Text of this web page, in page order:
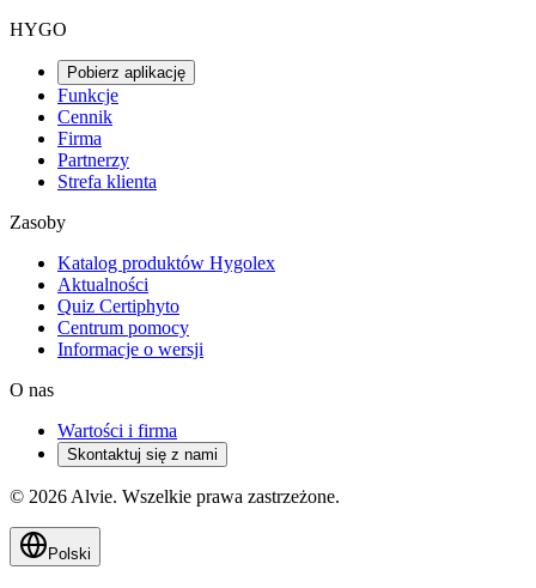
HYGO
Pobierz aplikację
Funkcje
Cennik
Firma
Partnerzy
Strefa klienta
Zasoby
Katalog produktów Hygolex
Aktualności
Quiz Certiphyto
Centrum pomocy
Informacje o wersji
O nas
Wartości i firma
Skontaktuj się z nami
© 2026 Alvie. Wszelkie prawa zastrzeżone.
Polski